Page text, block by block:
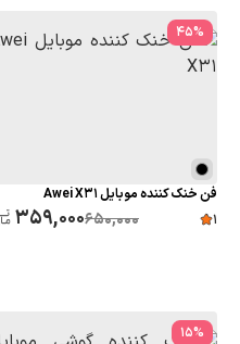
%
45
فن خنک کننده موبایل Awei X31
1
650,000
359,000
%
15